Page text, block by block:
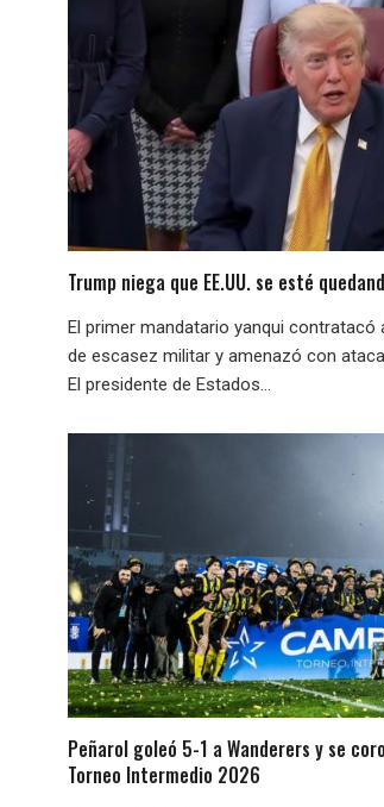
Trump niega que EE.UU. se esté
El primer mandatario yanqui
de escasez militar y amenazó con
El presidente de Estados...
Peñarol goleó 5-1 a Wanderers y se
Torneo Intermedio 2026